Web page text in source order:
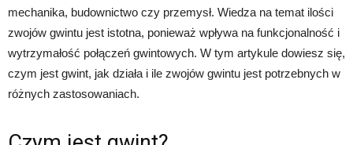
mechanika, budownictwo czy przemysł. Wiedza na temat ilości
zwojów gwintu jest istotna, ponieważ wpływa na funkcjonalność i
wytrzymałość połączeń gwintowych. W tym artykule dowiesz się,
czym jest gwint, jak działa i ile zwojów gwintu jest potrzebnych w
różnych zastosowaniach.